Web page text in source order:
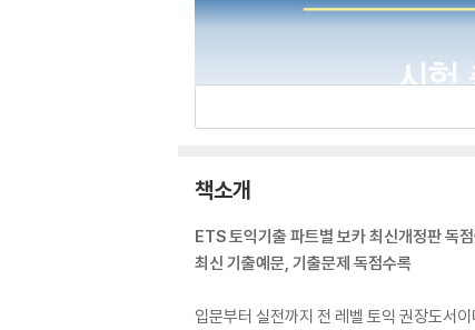
책소개
ETS 토익기출 파트별 보카 최신개정판 독
최신 기출예문, 기출문제 독점수록
입문부터 실전까지 전 레벨 토익 권장도서